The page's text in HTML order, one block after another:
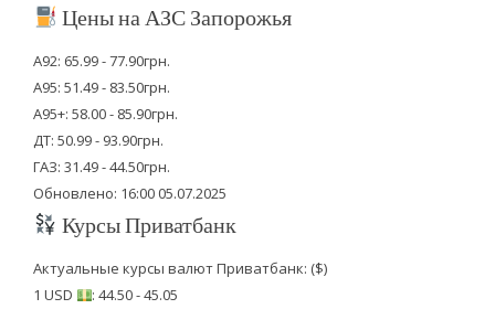
Цены на АЗС Запорожья
А92: 65.99 - 77.90грн.
А95: 51.49 - 83.50грн.
А95+: 58.00 - 85.90грн.
ДТ: 50.99 - 93.90грн.
ГАЗ: 31.49 - 44.50грн.
Обновлено: 16:00 05.07.2025
Курсы Приватбанк
Актуальные курсы валют Приватбанк: ($)
1 USD
: 44.50 - 45.05